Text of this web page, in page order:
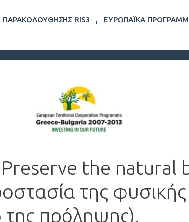
RIS3 ΕΥΡΩΠΑΪΚΆ
the natural
της
πρόληψης).